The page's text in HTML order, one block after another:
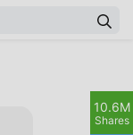
10.6M
Shares